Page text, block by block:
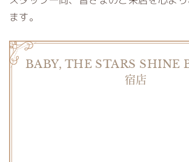
ます。
BABY, THE STARS SHINE
宿店